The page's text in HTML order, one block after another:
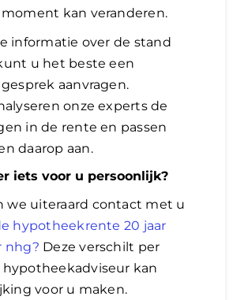
kan veranderen.
informatie over de stand
u het beste een
aanvragen.
onze experts de
in de rente en passen
daarop aan.
iets voor u persoonlijk?
we uiteraard contact met u
hypotheekrente 20 jaar
nhg? Deze verschilt per
hypotheekadviseur kan
voor u maken.